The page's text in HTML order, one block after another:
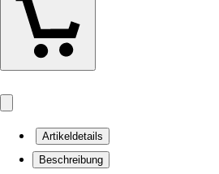
Artikeldetails
Beschreibung